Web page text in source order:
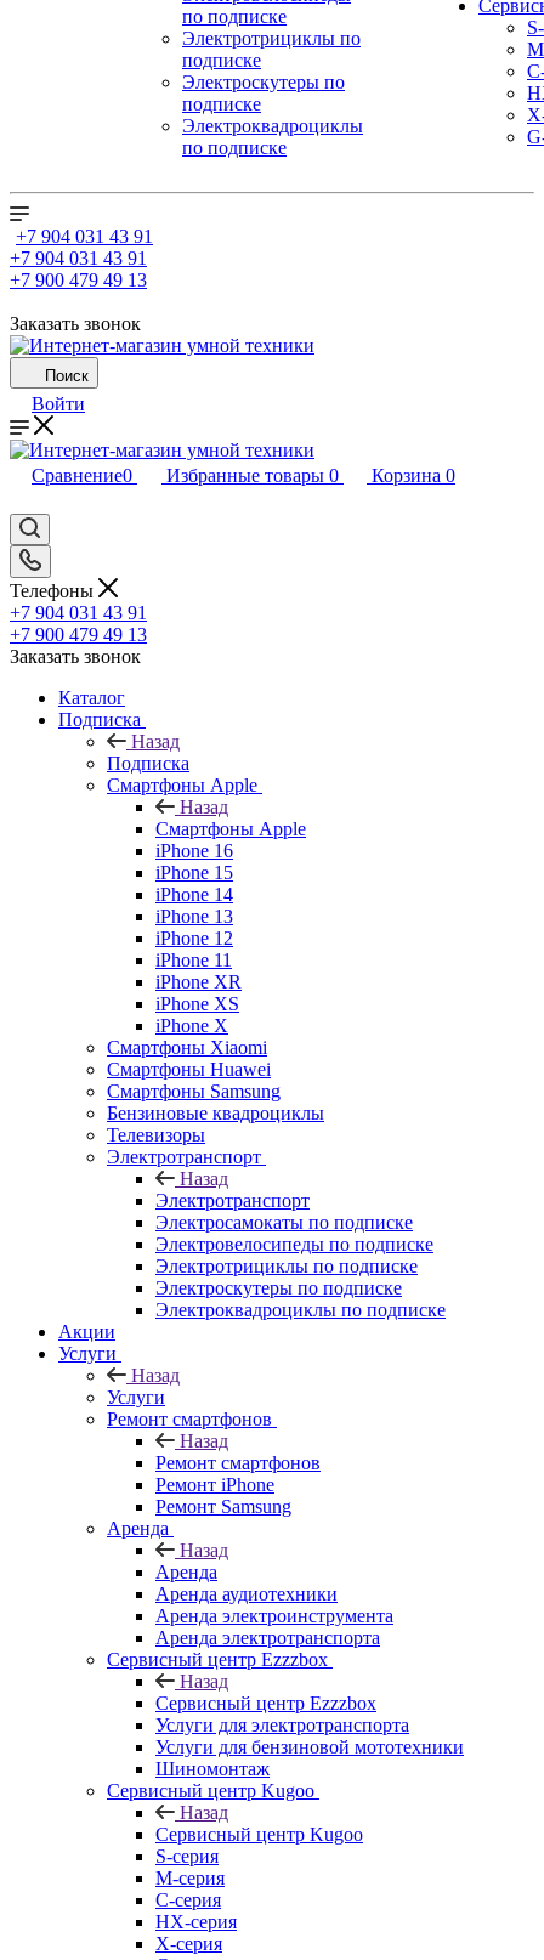
по подписке
Электротрициклы по
подписке
Электроскутеры по
подписке
Электроквадроциклы
по подписке
+7 904 031 43 91
+7 904 031 43 91
+7 900 479 49 13
Заказать звонок
Поиск
Войти
Сравнение0 Избранные товары 0 Корзина 0
Телефоны
+7 904 031 43 91
+7 900 479 49 13
Заказать звонок
Каталог
Подписка
Назад
Подписка
Смартфоны Apple
Назад
Смартфоны Apple
iPhone 16
iPhone 15
iPhone 14
iPhone 13
iPhone 12
iPhone 11
iPhone XR
iPhone XS
iPhone X
Смартфоны Xiaomi
Смартфоны Huawei
Смартфоны Samsung
Бензиновые квадроциклы
Телевизоры
Электротранспорт
Назад
Электротранспорт
Электросамокаты по подписке
Электровелосипеды по подписке
Электротрициклы по подписке
Электроскутеры по подписке
Электроквадроциклы по подписке
Акции
Услуги
Назад
Услуги
Ремонт смартфонов
Назад
Ремонт смартфонов
Ремонт iPhone
Ремонт Samsung
Аренда
Назад
Аренда
Аренда аудиотехники
Аренда электроинструмента
Аренда электротранспорта
Сервисный центр Ezzzbox
Назад
Сервисный центр Ezzzbox
Услуги для электротранспорта
Услуги для бензиновой мототехники
Шиномонтаж
Сервисный центр Kugoo
Назад
Сервисный центр Kugoo
S-cерия
M-серия
С-серия
HX-серия
X-серия